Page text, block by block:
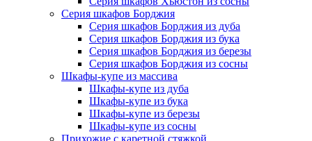
Серия шкафов Борджия
Серия шкафов Борджия из дуба
Серия шкафов Борджия из бука
Серия шкафов Борджия из березы
Серия шкафов Борджия из сосны
Шкафы-купе из массива
Шкафы-купе из дуба
Шкафы-купе из бука
Шкафы-купе из березы
Шкафы-купе из сосны
Прихожие с каретной стяжкой